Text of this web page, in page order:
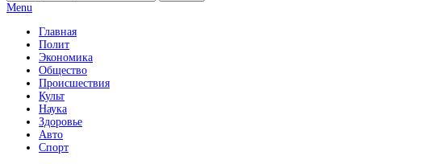
Menu
Главная
Полит
Экономика
Общество
Происшествия
Культ
Наука
Здоровье
Авто
Спорт